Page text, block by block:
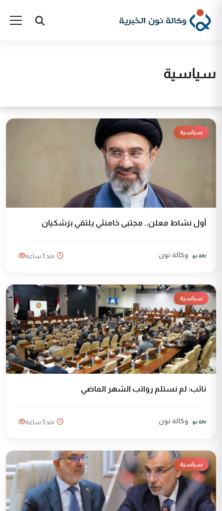
سياسية
سياسية
أول نشاط معلن.. مجتبى خامنئي يلتقي بزشكيان
وكالة نون منذ 3 ساعة
سياسية
نائب: لم نستلم رواتب الشهر الماضي
وكالة نون منذ 3 ساعة
سياسية